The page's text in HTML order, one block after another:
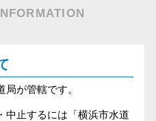
が管轄です。
中止するには「横浜市水道